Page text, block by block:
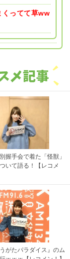
くってて草ww
握手会で着た「怪獣」
いて語る！【レコメ
がたパラダイス』のム